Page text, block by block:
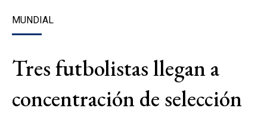
MUNDIAL
Tres futbolistas llegan a
concentración de selección